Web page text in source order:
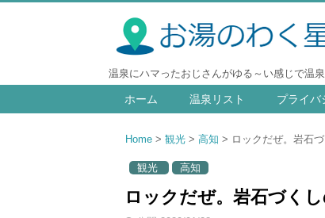
温泉にハマったおじさんがゆる～い感じで温
ホーム 温泉リスト プライバ
Home 観光 高知 ロックだぜ。岩石
観光 高知
ロックだぜ。岩石づく